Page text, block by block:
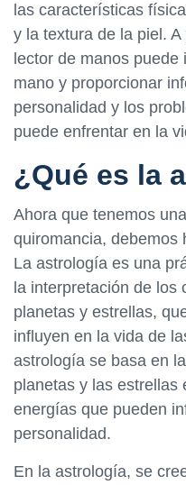
las características
y la textura de la piel.
lector de manos
mano y proporcionar
personalidad y los
puede enfrentar en la
¿Qué es la
Ahora que tenemos
quiromancia, debemos
La astrología es una
la interpretación de los
planetas y estrellas,
influyen en la vida de
astrología se basa en
planetas y las estrellas
energías que pueden
personalidad.
En la astrología, se